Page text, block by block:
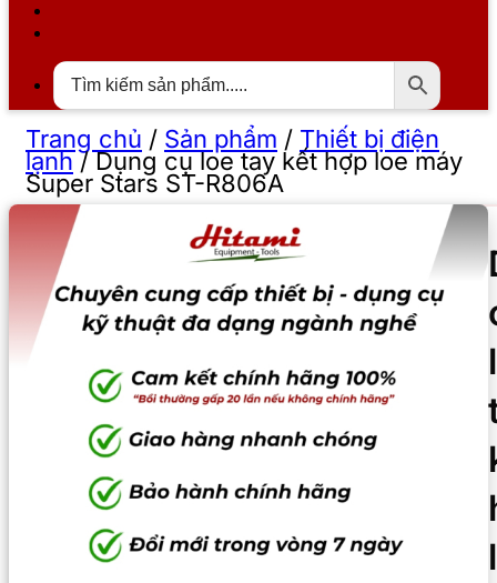
Trang chủ / Sản phẩm / Thiết bị điện
lạnh/Dụng cụ loe tay kết hợp loe máy
Super Stars ST-R806A